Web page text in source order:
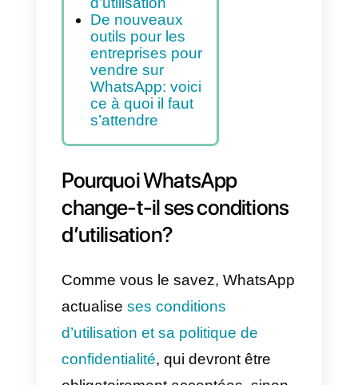
WhatsApp for
business:
WhatsApp
Business et API
WhatsApp
Business
WhatsApp
renvoie de 3 mois
la mise à jour de
ses conditions
d’utilisation
De nouveaux
outils pour les
entreprises pour
vendre sur
WhatsApp: voici
ce à quoi il faut
s’attendre